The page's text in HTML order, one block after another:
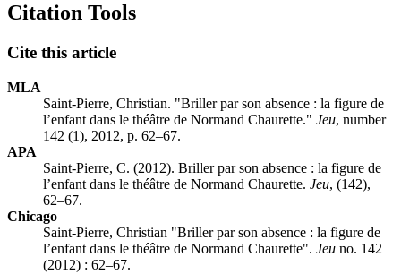
Citation Tools
Cite this article
MLA
Saint-Pierre, Christian. "Briller par son absence : la figure de
l’enfant dans le théâtre de Normand Chaurette." Jeu, number
142 (1), 2012, p. 62–67.
APA
Saint-Pierre, C. (2012). Briller par son absence : la figure de
l’enfant dans le théâtre de Normand Chaurette. Jeu, (142),
62–67.
Chicago
Saint-Pierre, Christian "Briller par son absence : la figure de
l’enfant dans le théâtre de Normand Chaurette". Jeu no. 142
(2012) : 62–67.